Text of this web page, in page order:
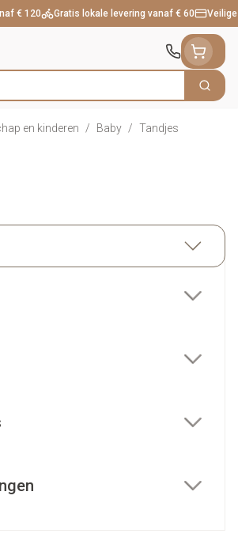
€ 120 Gratis lokale levering vanaf € 60
Zoek
en kinderen / Baby / Tandjes